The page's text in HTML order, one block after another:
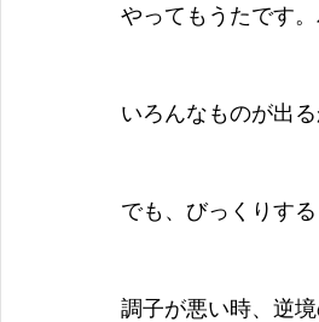
やってもうたです
いろんなものが出
でも、びっくりす
調子が悪い時、逆